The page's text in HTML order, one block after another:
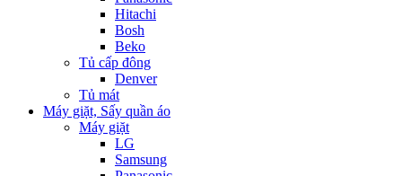
Hitachi
Bosh
Beko
Tủ cấp đông
Denver
Tủ mát
Máy giặt, Sấy quần áo
Máy giặt
LG
Samsung